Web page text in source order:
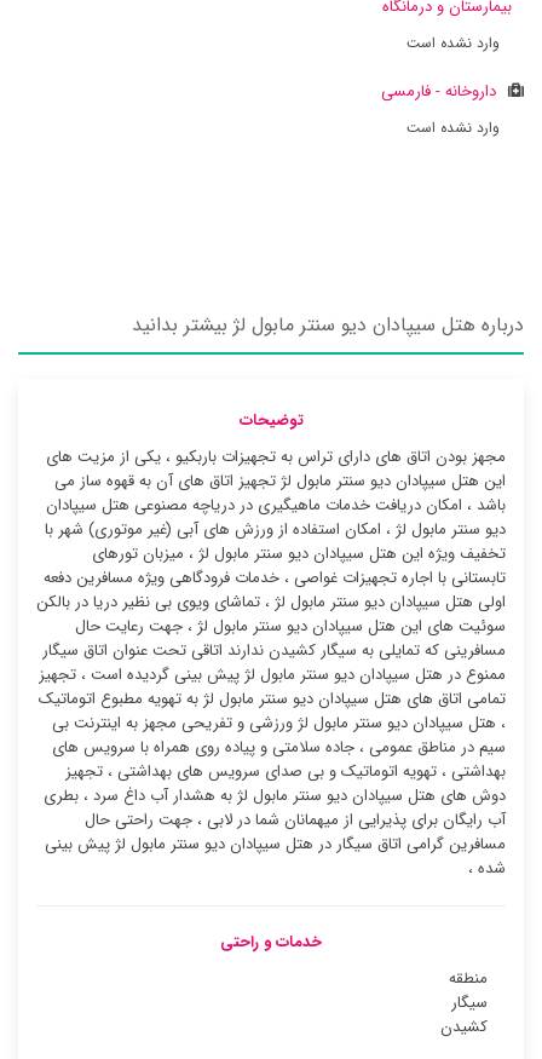
بیمارستان و درمانگاه
وارد نشده است
داروخانه - فارمسی
وارد نشده است
درباره هتل سیپادان دیو سنتر مابول لژ بیشتر بدانید
توضیحات
مجهز بودن اتاق های دارای تراس به تجهیزات باربکیو ، یکی از مزیت های
این هتل سیپادان دیو سنتر مابول لژ تجهیز اتاق های آن به قهوه ساز می
باشد ، امکان دریافت خدمات ماهیگیری در دریاچه مصنوعی هتل سیپادان
دیو سنتر مابول لژ ، امکان استفاده از ورزش های آبی (غیر موتوری) شهر با
تخفیف ویژه این هتل سیپادان دیو سنتر مابول لژ ، میزبان تورهای
تابستانی با اجاره تجهیزات غواصی ، خدمات فرودگاهی ویژه مسافرین دفعه
اولی هتل سیپادان دیو سنتر مابول لژ ، تماشای ویوی بی نظیر دریا در بالکن
سوئیت ‌های این هتل سیپادان دیو سنتر مابول لژ ، جهت رعایت حال
مسافرینی که تمایلی به سیگار کشیدن ندارند اتاقی تحت عنوان اتاق سیگار
ممنوع در هتل سیپادان دیو سنتر مابول لژ پیش بینی گردیده است ، تجهیز
تمامی اتاق های هتل سیپادان دیو سنتر مابول لژ به تهویه مطبوع اتوماتیک
، هتل سیپادان دیو سنتر مابول لژ ورزشی و تفریحی مجهز به اینترنت بی
سیم در مناطق عمومی ، جاده سلامتی و پیاده روی همراه با سرویس های
بهداشتی ، تهویه اتوماتیک و بی صدای سرویس های بهداشتی ، تجهیز
دوش های هتل سیپادان دیو سنتر مابول لژ به هشدار آب داغ سرد ، بطری
آب رایگان برای پذیرایی از میهمانان شما در لابی ، جهت راحتی حال
مسافرین گرامی اتاق سیگار در هتل سیپادان دیو سنتر مابول لژ پیش بینی
شده ،
خدمات و راحتی
منطقه
سیگار
کشیدن